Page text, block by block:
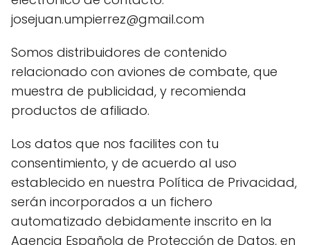
josejuan.umpierrez@gmail.com
Somos distribuidores de contenido
relacionado con aviones de combate, que
muestra de publicidad, y recomienda
productos de afiliado.
Los datos que nos facilites con tu
consentimiento, y de acuerdo al uso
establecido en nuestra Política de Privacidad,
serán incorporados a un fichero
automatizado debidamente inscrito en la
Agencia Española de Protección de Datos, en